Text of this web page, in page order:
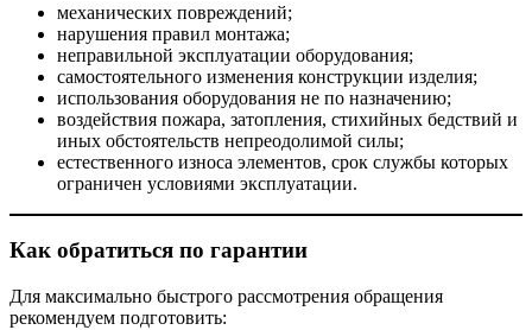
механических повреждений;
нарушения правил монтажа;
неправильной эксплуатации оборудования;
самостоятельного изменения конструкции изделия;
использования оборудования не по назначению;
воздействия пожара, затопления, стихийных бедствий и
иных обстоятельств непреодолимой силы;
естественного износа элементов, срок службы которых
ограничен условиями эксплуатации.
Как обратиться по гарантии
Для максимально быстрого рассмотрения обращения
рекомендуем подготовить: